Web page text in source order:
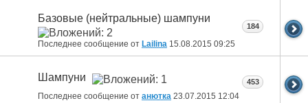
Базовые (нейтральные) шампуни
Последнее сообщение от Lailina 15.08.2015 09:25
184
Шампуни
Последнее сообщение от анютка 23.07.2015 12:04
453